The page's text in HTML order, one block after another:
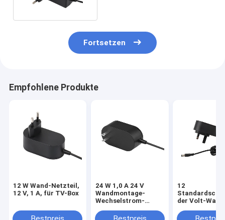
Fortsetzen
Empfohlene Produkte
12 W Wand-Netzteil,
12 V, 1 A, für TV-Box
24 W 1,0 A 24 V
Wandmontage-
Wechselstrom-
mit ETL1310-
12
der Volt-